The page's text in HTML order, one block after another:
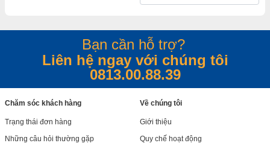
Bạn cần hỗ trợ?
Liên hệ ngay với chúng tôi
0813.00.88.39
Chăm sóc khách hàng
Trạng thái đơn hàng
Những câu hỏi thường gặp
Về chúng tôi
Giới thiệu
Quy chế hoạt động